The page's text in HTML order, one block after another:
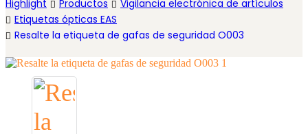
Highlight Productos
Vigilancia electrónica de artículos
Etiquetas ópticas EAS
Resalte la etiqueta de gafas de seguridad O003